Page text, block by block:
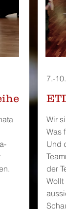
7.-
Wir
Was
Und
der
Wollt